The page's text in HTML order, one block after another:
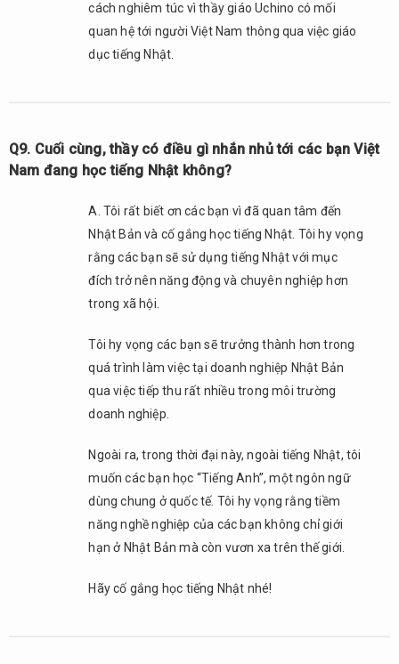
cách nghiêm túc vì thầy giáo Uchino có mối
quan hệ tới người Việt Nam thông qua việc giáo
dục tiếng Nhật.
Q9. Cuối cùng, thầy có điều gì nhắn nhủ tới các bạn Việt
Nam đang học tiếng Nhật không?
A. Tôi rất biết ơn các bạn vì đã quan tâm đến
Nhật Bản và cố gắng học tiếng Nhật. Tôi hy vọng
rằng các bạn sẽ sử dụng tiếng Nhật với mục
đích trở nên năng động và chuyên nghiệp hơn
trong xã hội.
Tôi hy vọng các bạn sẽ trưởng thành hơn trong
quá trình làm việc tại doanh nghiệp Nhật Bản
qua việc tiếp thu rất nhiều trong môi trường
doanh nghiệp.
Ngoài ra, trong thời đại này, ngoài tiếng Nhật, tôi
muốn các bạn học “Tiếng Anh”, một ngôn ngữ
dùng chung ở quốc tế. Tôi hy vọng rằng tiềm
năng nghề nghiệp của các bạn không chỉ giới
hạn ở Nhật Bản mà còn vươn xa trên thế giới.
Hãy cố gắng học tiếng Nhật nhé!